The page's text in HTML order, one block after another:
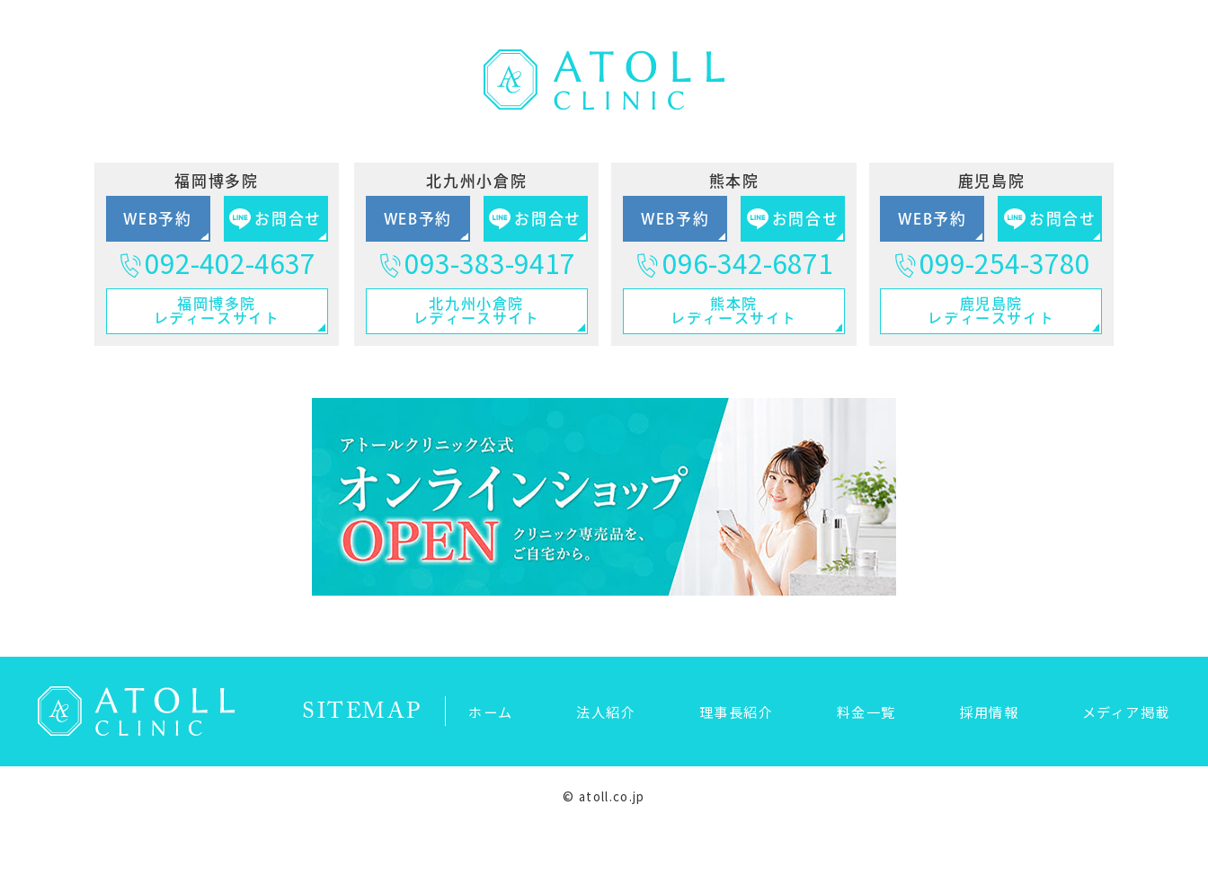
福岡博多院
WEB予約 お問合せ
092-402-4637
福岡博多院
レディースサイト
北九州小倉院
WEB予約 お問合せ
093-383-9417
北九州小倉院
レディースサイト
熊本院
WEB予約 お問合せ
096-342-6871
熊本院
レディースサイト
鹿児島院
WEB予約 お問合せ
099-254-3780
鹿児島院
レディースサイト
SITEMAP ホーム 法人紹介 理事長紹介 料金一覧 採用情報 メディア掲載
© atoll.co.jp